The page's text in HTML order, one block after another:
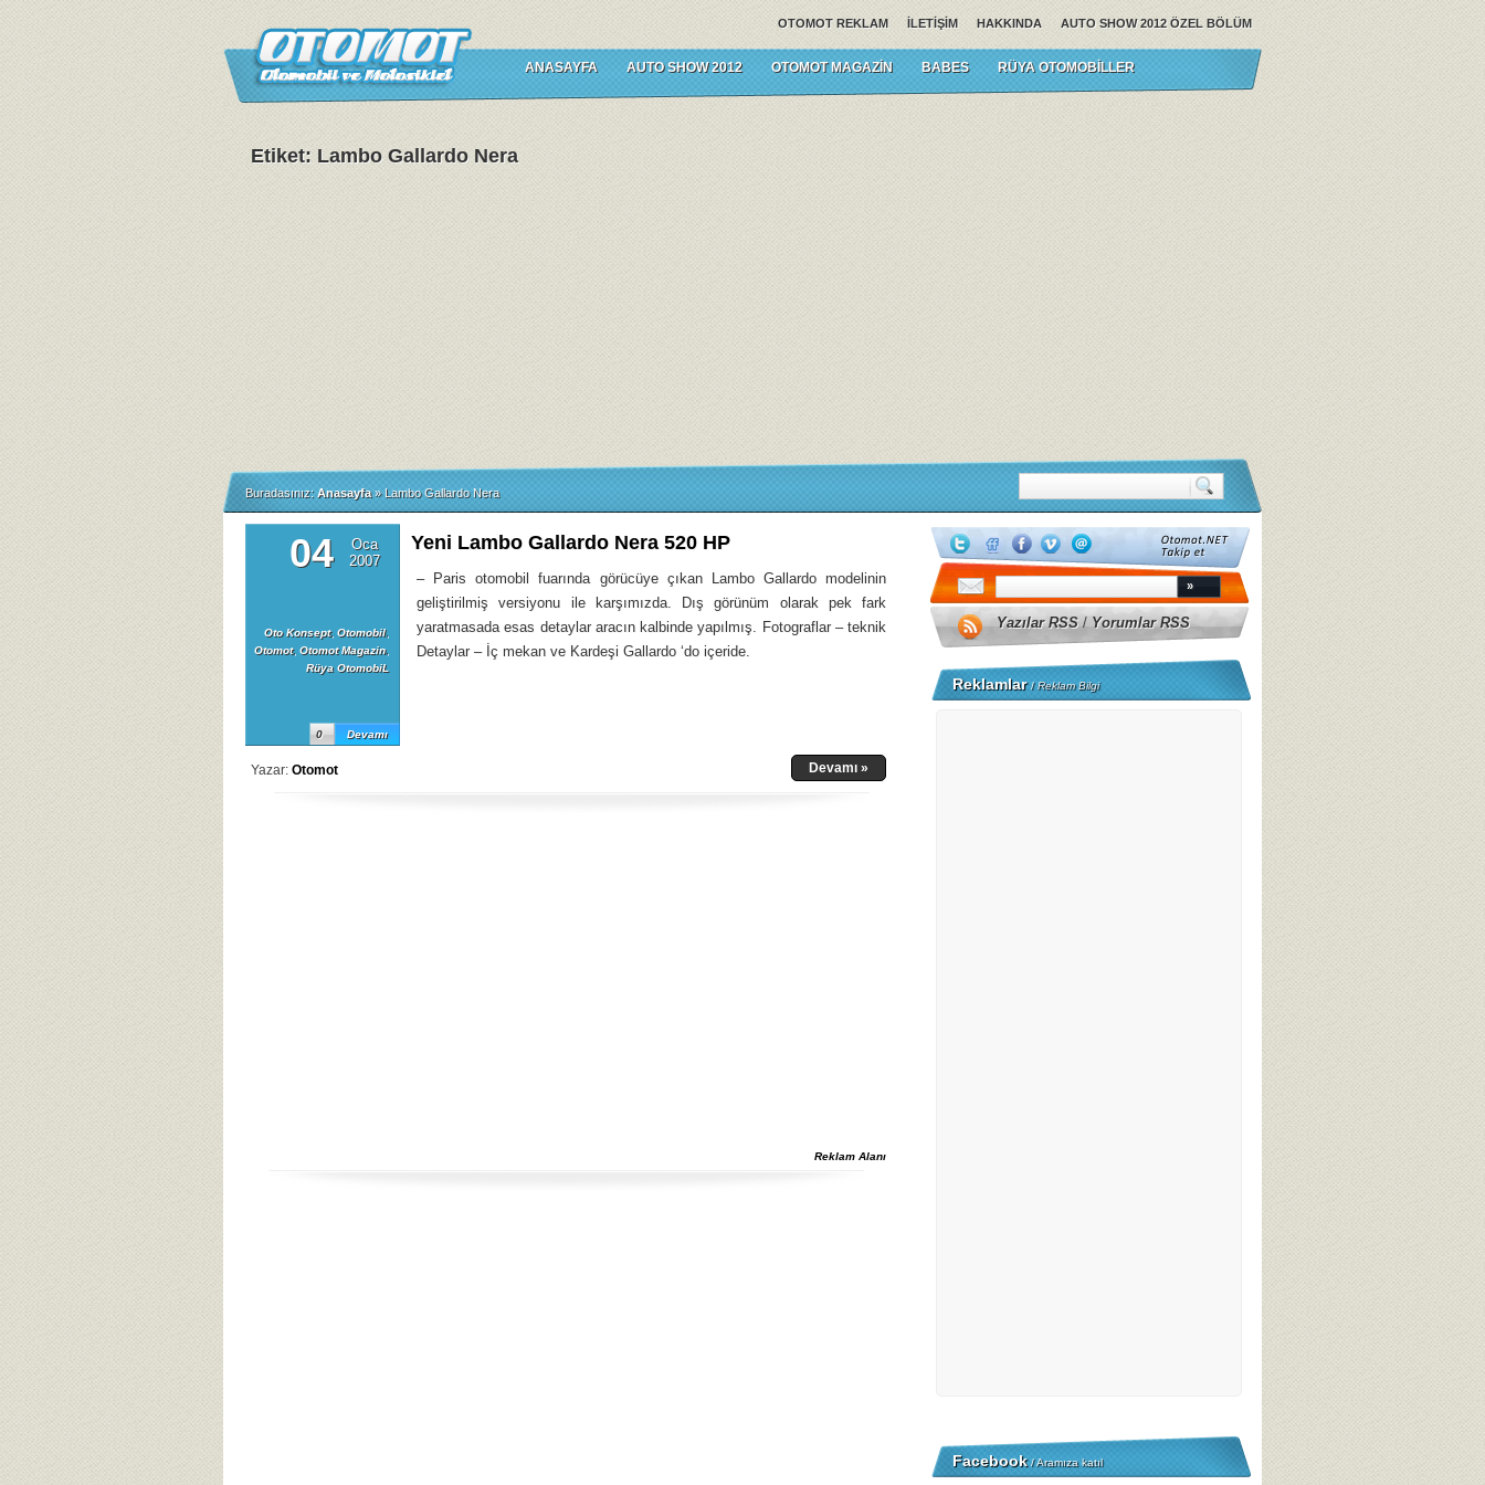
AUTO SHOW 2012 ÖZEL BÖLÜM
HAKKINDA
İLETIŞIM
OTOMOT REKLAM
ANASAYFA AUTO SHOW 2012 OTOMOT MAGAZIN BABES RÜYA OTOMOBILLER
Etiket: Lambo Gallardo Nera
Buradasınız: Anasayfa » Lambo Gallardo Nera
04
Oca
2007
Oto Konsept, Otomobil,
Otomot, Otomot Magazin,
Rüya OtomobiL
Devamı
0
Yeni Lambo Gallardo Nera 520 HP
– Paris otomobil fuarında görücüye çıkan Lambo Gallardo modelinin
geliştirilmiş versiyonu ile karşımızda. Dış görünüm olarak pek fark
yaratmasada esas detaylar aracın kalbinde yapılmış. Fotograflar – teknik
Detaylar – İç mekan ve Kardeşi Gallardo ‘do içeride.
Yazar: Otomot Devamı »
Reklam Alanı
Yazılar RSS/Yorumlar RSS
Reklamlar/Reklam Bilgi
Facebook/ Aramıza katıl